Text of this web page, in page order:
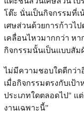
โต๊ะ นั่นเป็นกิจกรรมที่เ
เศษส่วนด้วยการก้าวไ
เคลื่อนไหวมากกว่า ห
กิจกรรมนั้นเป็นแบบสัม
ไม่มีความชอบใดดีกว่า
เมื่อกิจกรรมตรงกับเป้
ประเภทใดตลอดไป" แ
งานเฉพาะนี้"